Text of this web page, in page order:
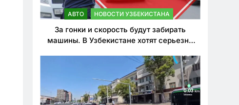
АВТО НОВОСТИ УЗБЕКИСТАНА
За гонки и скорость будут забирать
машины. В Узбекистане хотят серьезно